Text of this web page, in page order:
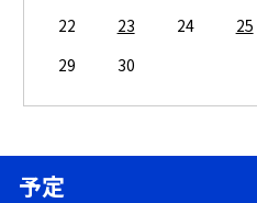
22
23 24 25
29
30
予定